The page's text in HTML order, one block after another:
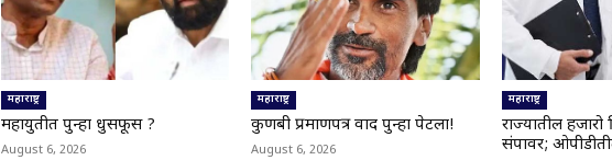
महाराष्ट्र
महायुतीत पुन्हा धुसफूस ?
August 6, 2026
महाराष्ट्र
कुणबी प्रमाणपत्र वाद पुन्हा पेटला!
August 6, 2026
महाराष्ट्र
राज्यातील हजारो
संपावर;